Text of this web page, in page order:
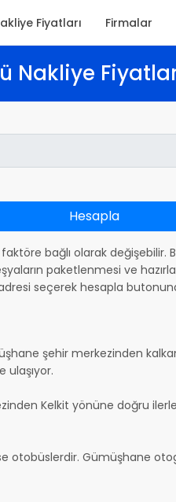
Nakliye
Hesapla
bağlı olarak değişebilir.
paketlenmesi ve
seçerek hesapla butonuna
şehir merkezinden
ulaşıyor.
Kelkit yönüne doğru
Gümüşhane
Fiyatları Firmalar